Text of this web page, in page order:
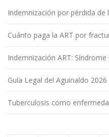
e
e
t
a
d
Indemnización por pérdida de
Cuánto paga la ART por
Indemnización ART:
Guía Legal del Aguinaldo 2026
Tuberculosis como